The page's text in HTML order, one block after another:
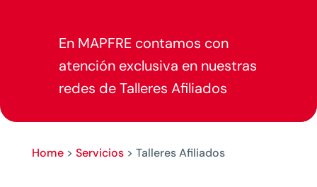
En MAPFRE contamos con
atención exclusiva en nuestras
redes de Talleres Afiliados
Home> Servicios> Talleres Afiliados